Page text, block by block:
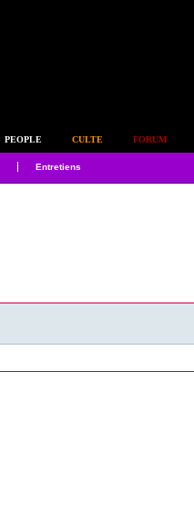
PEOPLE CULTE FORUM
Entretiens